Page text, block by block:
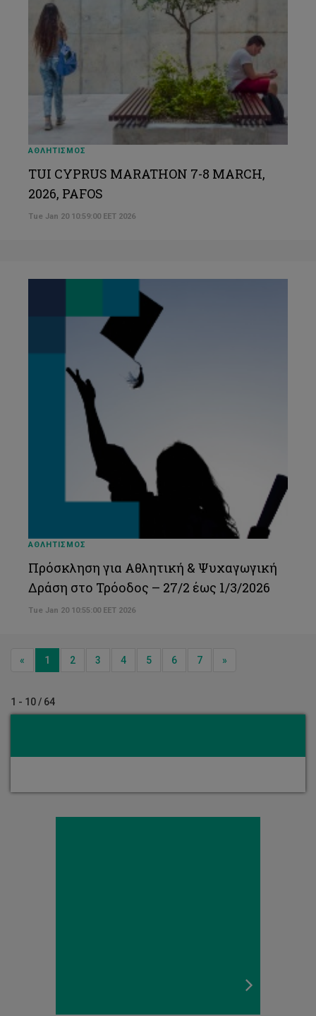
ΑΘΛΗΤΙΣΜΟΣ
TUI CYPRUS MARATHON 7-8 MARCH,
2026, PAFOS
Tue Jan 20 10:59:00 EET 2026
ΑΘΛΗΤΙΣΜΟΣ
Πρόσκληση για Αθλητική & Ψυχαγωγική
Δράση στο Τρόοδος – 27/2 έως 1/3/2026
Tue Jan 20 10:55:00 EET 2026
« Previous
1 2 3 4 5 6 7 »
1 - 10 / 64